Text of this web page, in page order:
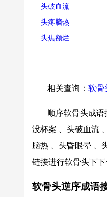
头破血流
头疼脑热
头焦额烂
相关查询： 软骨
顺序软骨头成
没杯案 、头破血流
脑热 、头昏眼晕 、
链接进行软骨头下
软骨头逆序成语